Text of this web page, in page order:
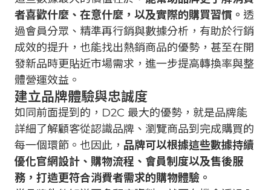
者喜歡什麼、在意什麼，以及實際的購買習慣。 透
過會員分眾、精準再行銷與數據分析，有助於行銷
成效的提升，也能找出熱銷商品的優勢，甚至在開
發新品時更貼近市場需求，進一步提高轉換率與整
體營運效益。
建立品牌體驗與忠誠度
如同前面提到的，D2C 最大的優勢，就是品牌能
詳細了解顧客從認識品牌、瀏覽商品到完成購買的
每一個環節。也因此， 品牌可以根據這些數據持續
優化官網設計、購物流程、會員制度以及售後服
務，打造更符合消費者需求的購物體驗。